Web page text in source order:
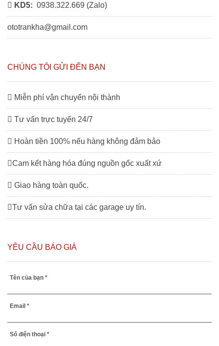
KD5: 0938.322.669 (Zalo)
ototrankha@gmail.com
CHÚNG TÔI GỬI ĐẾN BẠN
Miễn phí vận chuyển nội thành
Tư vấn trực tuyến 24/7
Hoàn tiền 100% nếu hàng không đảm bảo
Cam kết hàng hóa đúng nguồn gốc xuất xứ
Giao hàng toàn quốc.
Tư vấn sửa chữa tại các garage uy tín.
YÊU CẦU BÁO GIÁ
Tên của bạn *
Email *
Số điện thoại *